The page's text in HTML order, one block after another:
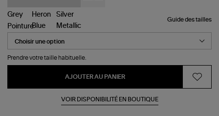
Guide des tailles
Pointure
Prendre votre taille habituelle.
AJOUTER AU PANIER
VOIR DISPONIBILITÉ EN BOUTIQUE